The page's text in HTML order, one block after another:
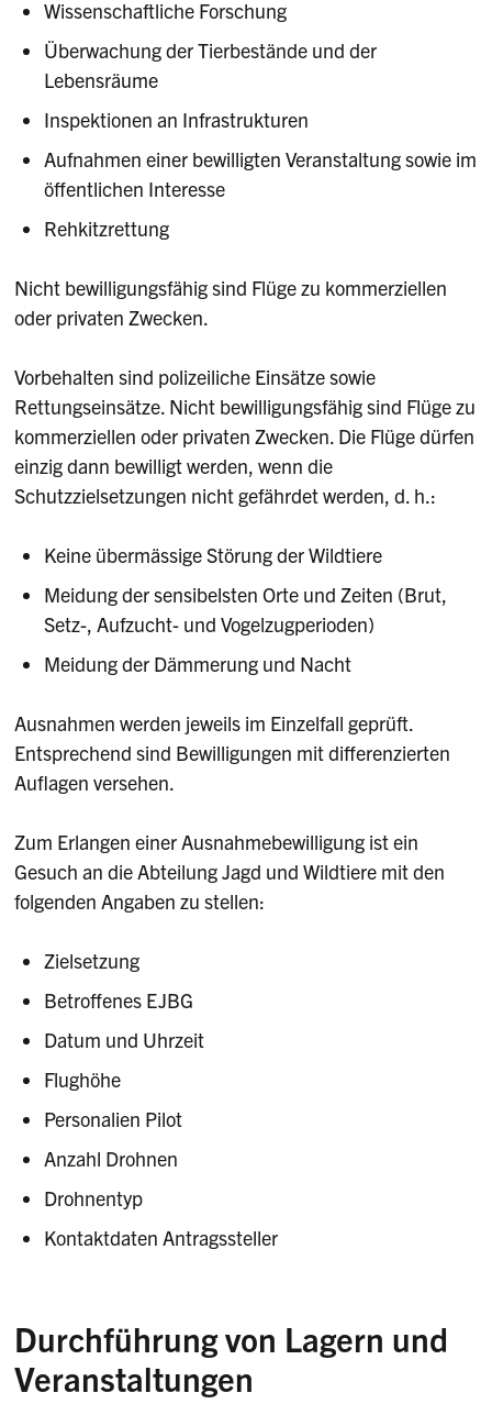
Wissenschaftliche Forschung
Überwachung der Tierbestände und der
Lebensräume
Inspektionen an Infrastrukturen
Aufnahmen einer bewilligten Veranstaltung sowie im
öffentlichen Interesse
Rehkitzrettung
Nicht bewilligungsfähig sind Flüge zu kommerziellen
oder privaten Zwecken.
Vorbehalten sind polizeiliche Einsätze sowie
Rettungseinsätze. Nicht bewilligungsfähig sind Flüge zu
kommerziellen oder privaten Zwecken. Die Flüge dürfen
einzig dann bewilligt werden, wenn die
Schutzzielsetzungen nicht gefährdet werden, d. h.:
Keine übermässige Störung der Wildtiere
Meidung der sensibelsten Orte und Zeiten (Brut,
Setz-, Aufzucht- und Vogelzugperioden)
Meidung der Dämmerung und Nacht
Ausnahmen werden jeweils im Einzelfall geprüft.
Entsprechend sind Bewilligungen mit differenzierten
Auflagen versehen.
Zum Erlangen einer Ausnahmebewilligung ist ein
Gesuch an die Abteilung Jagd und Wildtiere mit den
folgenden Angaben zu stellen:
Zielsetzung
Betroffenes EJBG
Datum und Uhrzeit
Flughöhe
Personalien Pilot
Anzahl Drohnen
Drohnentyp
Kontaktdaten Antragssteller
Durchführung von Lagern und
Veranstaltungen